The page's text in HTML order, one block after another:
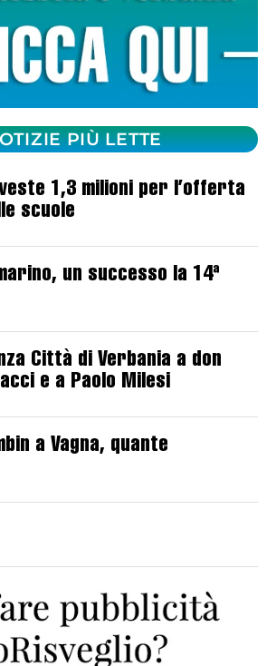
PIÙ LETTE
1,3 milioni per l’offerta
scuole
un successo la 14ª
Città di Verbania a don
e a Paolo Milesi
a Vagna, quante